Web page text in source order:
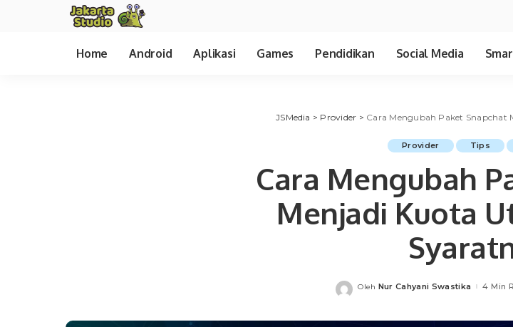
Home Android Aplikasi Games Pendidikan Social Media
JSMedia > Provider > Cara Mengubah Paket Snapchat
Provider Tips
Cara Mengubah
Menjadi Kuota
Posted
Oleh Nur Cahyani Swastika 4 Min